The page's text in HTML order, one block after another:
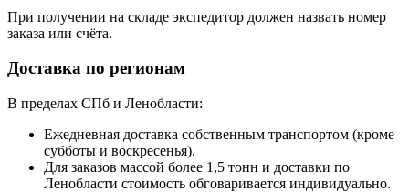
При получении на складе экспедитор должен назвать номер
заказа или счёта.
Доставка по регионам
В пределах СПб и Ленобласти:
Ежедневная доставка собственным транспортом (кроме
субботы и воскресенья).
Для заказов массой более 1,5 тонн и доставки по
Ленобласти стоимость обговаривается индивидуально.